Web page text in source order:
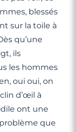
blessés
sur la toile à
qu’une
ils
les hommes
oui oui, on
d’œil à
ont une
que